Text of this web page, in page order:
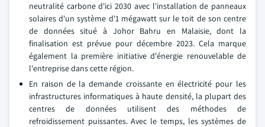
neutralité carbone d'ici 2030 avec l'installation de panneaux
solaires d'un système d'1 mégawatt sur le toit de son centre
de données situé à Johor Bahru en Malaisie, dont la
finalisation est prévue pour décembre 2023. Cela marque
également la première initiative d'énergie renouvelable de
l'entreprise dans cette région.
En raison de la demande croissante en électricité pour les
infrastructures informatiques à haute densité, la plupart des
centres de données utilisent des méthodes de
refroidissement puissantes. Avec le temps, les systèmes de